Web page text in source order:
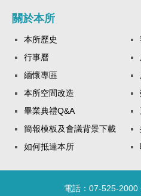
關於本所
本所歷史
行事曆
緬懷專區
本所空間改造
畢業典禮Q&A
簡報模板及會議背景下載
如何抵達本所
電話：07-525-2000